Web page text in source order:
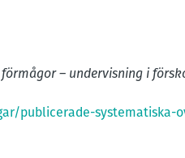
– undervisning i
publicerade-systematiska-